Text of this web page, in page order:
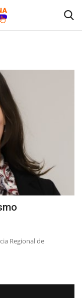
Regional de